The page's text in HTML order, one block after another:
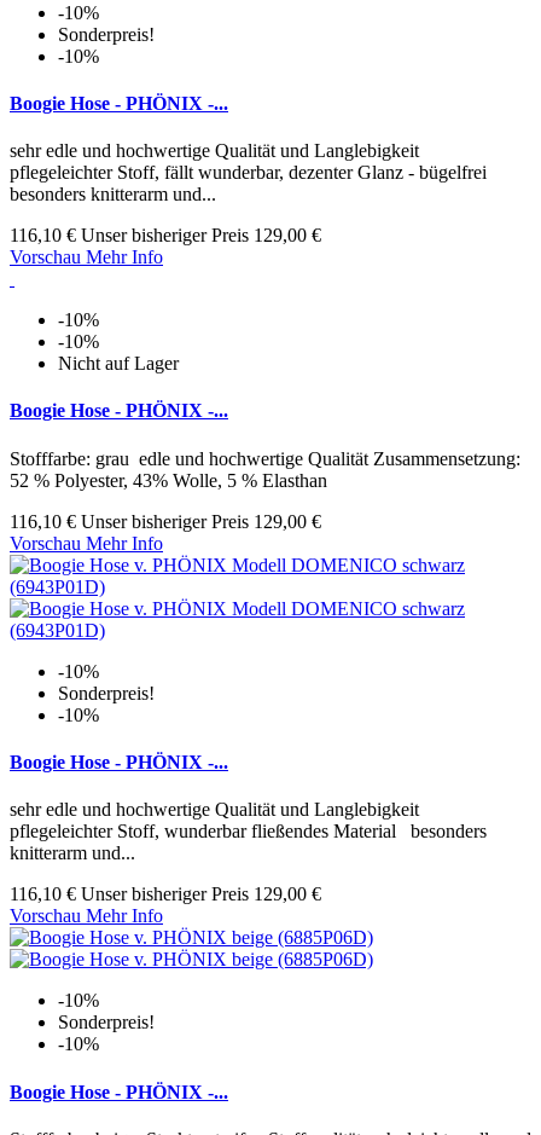
-10%
Sonderpreis!
-10%
Boogie Hose - PHÖNIX -...
sehr edle und hochwertige Qualität und Langlebigkeit
pflegeleichter Stoff, fällt wunderbar, dezenter Glanz - bügelfrei
besonders knitterarm und...
116,10 € Unser bisheriger Preis 129,00 €
Vorschau Mehr Info
-10%
-10%
Nicht auf Lager
Boogie Hose - PHÖNIX -...
Stofffarbe: grau edle und hochwertige Qualität Zusammensetzung:
52 % Polyester, 43% Wolle, 5 % Elasthan
116,10 € Unser bisheriger Preis 129,00 €
Vorschau Mehr Info
-10%
Sonderpreis!
-10%
Boogie Hose - PHÖNIX -...
sehr edle und hochwertige Qualität und Langlebigkeit
pflegeleichter Stoff, wunderbar fließendes Material besonders
knitterarm und...
116,10 € Unser bisheriger Preis 129,00 €
Vorschau Mehr Info
-10%
Sonderpreis!
-10%
Boogie Hose - PHÖNIX -...